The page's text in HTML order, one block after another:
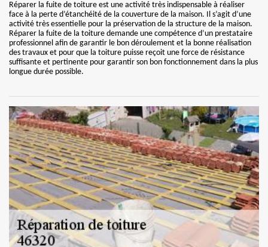
Réparer la fuite de toiture est une activité très indispensable à réaliser
face à la perte d’étanchéité de la couverture de la maison. Il s’agit d’une
activité très essentielle pour la préservation de la structure de la maison.
Réparer la fuite de la toiture demande une compétence d’un prestataire
professionnel afin de garantir le bon déroulement et la bonne réalisation
des travaux et pour que la toiture puisse reçoit une force de résistance
suffisante et pertinente pour garantir son bon fonctionnement dans la plus
longue durée possible.